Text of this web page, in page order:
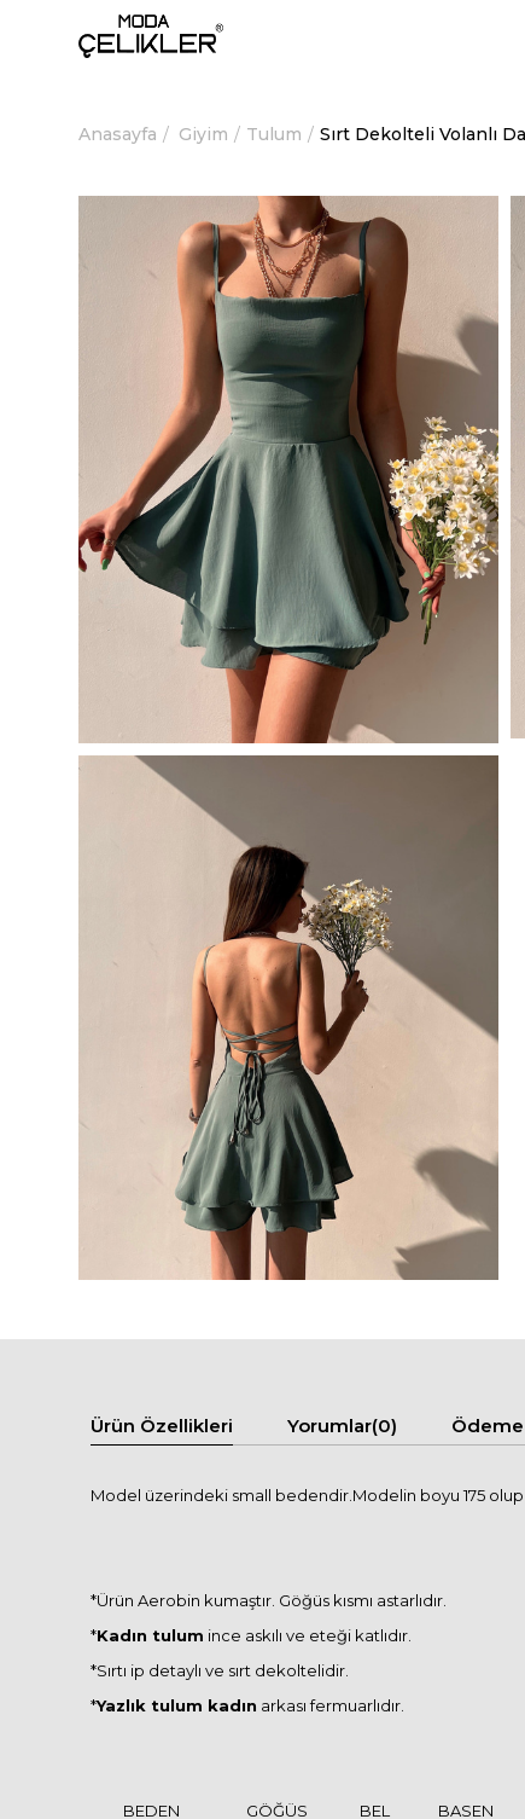
Anasayfa Giyim Tulum Sırt Dekolteli Volanlı
Ürün Özellikleri Yorumlar(0)
Model üzerindeki small bedendir.Modelin boyu 175
*Ürün Aerobin kumaştır. Göğüs kısmı astarlıdır.
*Kadın tulum ince askılı ve eteği katlıdır.
*Sırtı ip detaylı ve sırt dekoltelidir.
*Yazlık tulum kadın arkası fermuarlıdır.
BEDEN GÖĞÜS BEL BASEN